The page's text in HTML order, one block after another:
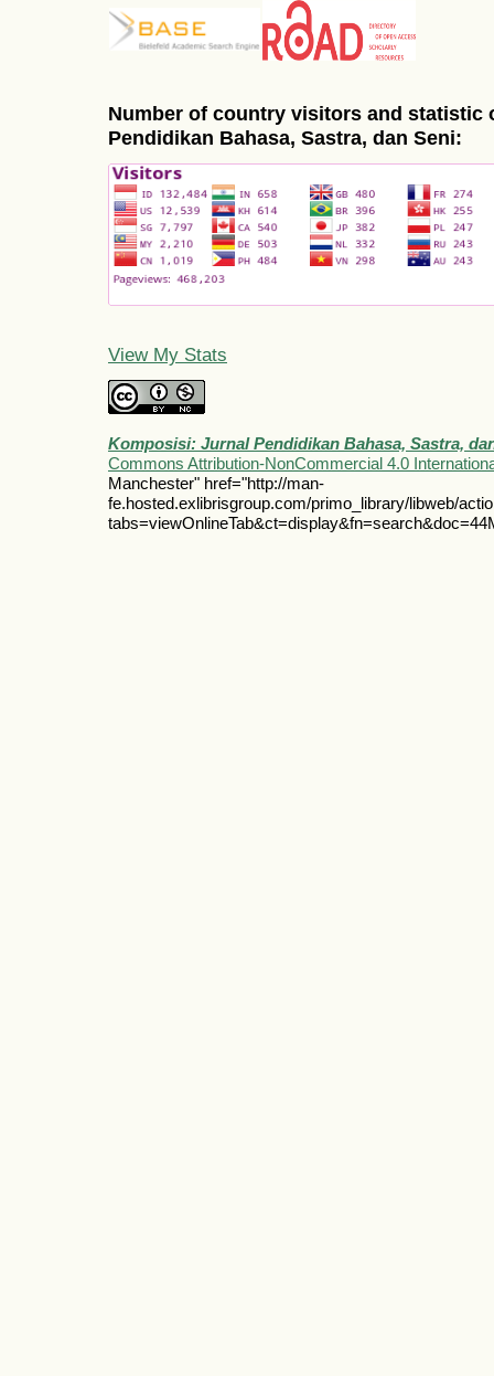
Number of country visitors and
Pendidikan Bahasa, Sastra, dan Seni:
View My Stats
Komposisi: Jurnal Pendidikan Bahasa, Sastra,
Commons Attribution-NonCommercial 4.0
Manchester" href="http://man-
fe.hosted.exlibrisgroup.com/primo_library/libweb/